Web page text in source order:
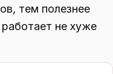
тем полезнее
не хуже